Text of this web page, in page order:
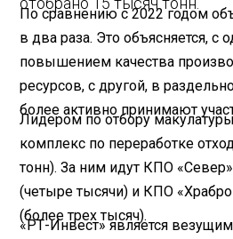
По сравнению с 2022 годом
в два раза. Это объясняется, с
повышением качества
ресурсов, с другой, в
более активно принимают
Лидером по отбору
комплекс по переработке
тонн). За ним идут КПО
(четыре тысячи) и КПО
(более трех тысяч).
«РТ-Инвест» является